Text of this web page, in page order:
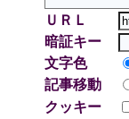
ＵＲＬ
暗証キー
文字色
記事移動
クッキー